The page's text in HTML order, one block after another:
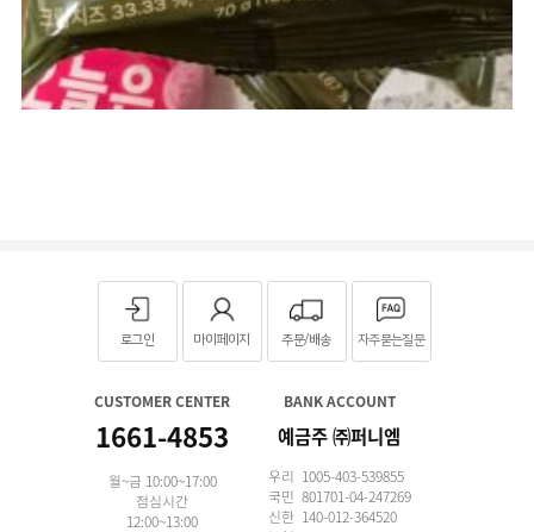
로그인 마이페이지 주문/배송 자주묻는질문
CUSTOMER CENTER
1661-4853
월~금 10:00~17:00
점심시간
12:00~13:00
BANK ACCOUNT
예금주 ㈜퍼니엠
우리 1005-403-539855
국민 801701-04-247269
신한 140-012-364520